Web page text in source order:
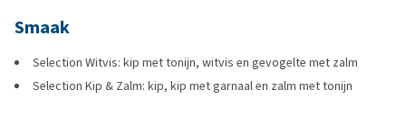
Smaak
Selection Witvis: kip met tonijn, witvis en gevogelte met zalm
Selection Kip & Zalm: kip, kip met garnaal en zalm met tonijn